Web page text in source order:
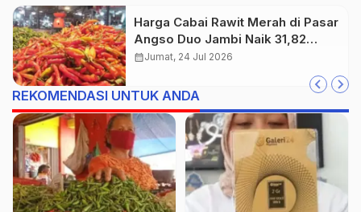
Harga Cabai Rawit Merah di Pasar
Angso Duo Jambi Naik 31,82
Persen Jadi Rp44.000 per
calendar_monthJumat, 24 Jul 2026
REKOMENDASI UNTUK ANDA